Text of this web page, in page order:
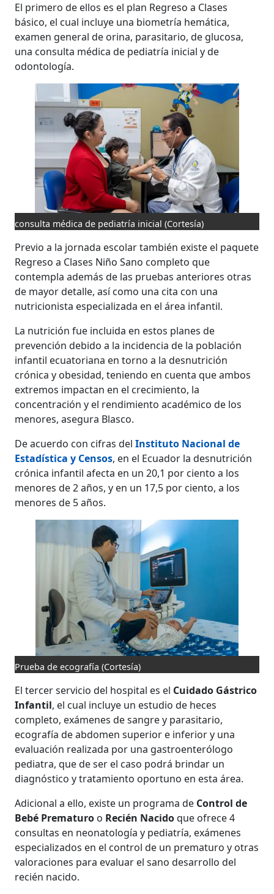
El primero de ellos es el plan Regreso a Clases
básico, el cual incluye una biometría hemática,
examen general de orina, parasitario, de glucosa,
una consulta médica de pediatría inicial y de
odontología.
consulta médica de pediatría inicial (Cortesía)
Previo a la jornada escolar también existe el paquete
Regreso a Clases Niño Sano completo que
contempla además de las pruebas anteriores otras
de mayor detalle, así como una cita con una
nutricionista especializada en el área infantil.
La nutrición fue incluida en estos planes de
prevención debido a la incidencia de la población
infantil ecuatoriana en torno a la desnutrición
crónica y obesidad, teniendo en cuenta que ambos
extremos impactan en el crecimiento, la
concentración y el rendimiento académico de los
menores, asegura Blasco.
De acuerdo con cifras delInstituto Nacional de
Estadística y Censos, en el Ecuador la desnutrición
crónica infantil afecta en un 20,1 por ciento a los
menores de 2 años, y en un 17,5 por ciento, a los
menores de 5 años.
Prueba de ecografía(Cortesía)
El tercer servicio del hospital es el Cuidado Gástrico
Infantil, el cual incluye un estudio de heces
completo, exámenes de sangre y parasitario,
ecografía de abdomen superior e inferior y una
evaluación realizada por una gastroenterólogo
pediatra, que de ser el caso podrá brindar un
diagnóstico y tratamiento oportuno en esta área.
Adicional a ello, existe un programa de Control de
Bebé Prematuro o Recién Nacidoque ofrece 4
consultas en neonatología y pediatría, exámenes
especializados en el control de un prematuro y otras
valoraciones para evaluar el sano desarrollo del
recién nacido.